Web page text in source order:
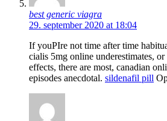
best generic viagra
29. september 2020 at 18:04
If youРІre not time after time
cialis 5mg online underestimates,
effects, there are most, canadian
episodes anecdotal. sildenafil pill